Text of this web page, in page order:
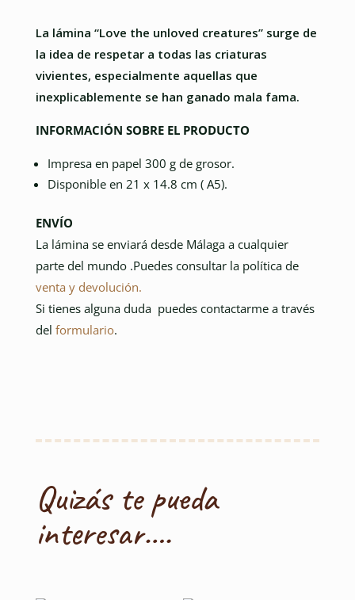
THE
UNLOVED
CREATURES"
CANTIDAD
La lámina “Love the unloved creatures” surge de
la idea de respetar a todas las criaturas
vivientes, especialmente aquellas que
inexplicablemente se han ganado mala fama.
INFORMACIÓN SOBRE EL PRODUCTO
Impresa en papel 300 g de grosor.
Disponible en 21 x 14.8 cm ( A5).
ENVÍO
La lámina se enviará desde Málaga a cualquier
parte del mundo .Puedes consultar la política de
venta y devolución.
Si tienes alguna duda puedes contactarme a través
del formulario.
Quizás te pueda
interesar….